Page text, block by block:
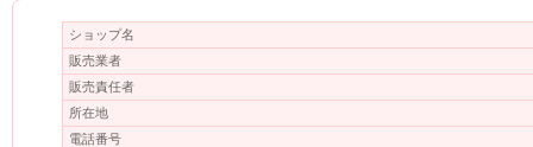
ショップ名
販売業者
販売責任者
所在地
電話番号